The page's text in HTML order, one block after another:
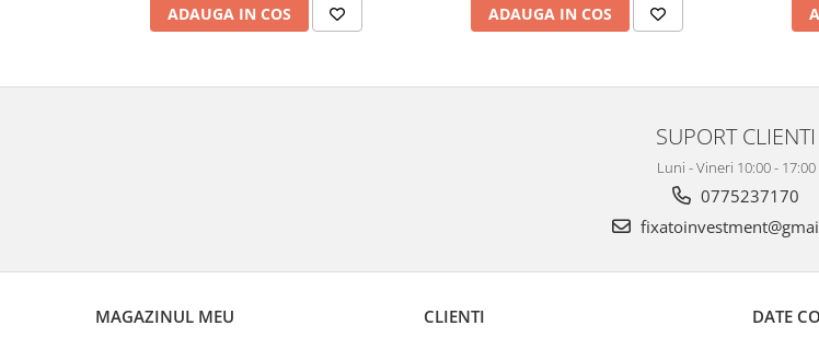
ADAUGA IN COS ADAUGA IN COS
SUPORT CLIENTI
Luni - Vineri 10:00 - 17:00
0775237170
MAGAZINUL MEU CLIENTI DATE